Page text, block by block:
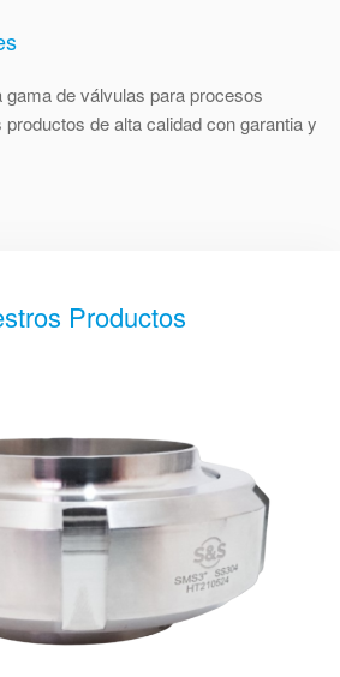
de válvulas para procesos
de alta calidad con garantia y
Productos